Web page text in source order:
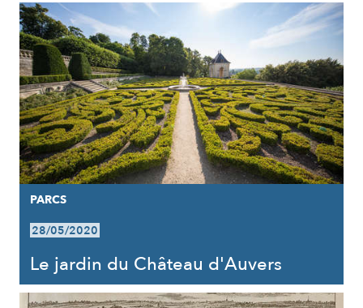
PARCS
28/05/2020
Le jardin du Château d'Auvers